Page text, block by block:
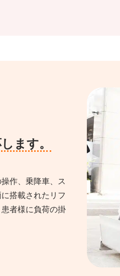
ます。
作、乗降車、ス
搭載されたリフ
者様に負荷の掛